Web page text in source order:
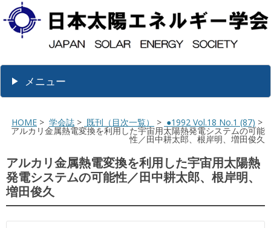
メニュー
HOME > 学会誌 > 既刊（目次一覧） > ●1992 Vol.18 No.1 (87) >
アルカリ金属熱電変換を利用した宇宙用太陽熱発電システムの可能
性／田中耕太郎、根岸明、増田俊久
アルカリ金属熱電変換を利用した宇宙用太陽熱
発電システムの可能性／田中耕太郎、根岸明、
増田俊久